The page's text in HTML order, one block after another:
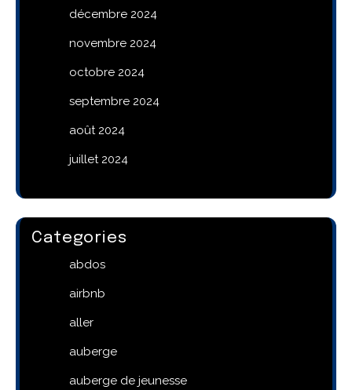
décembre 2024
novembre 2024
octobre 2024
septembre 2024
août 2024
juillet 2024
Categories
abdos
airbnb
aller
auberge
auberge de jeunesse